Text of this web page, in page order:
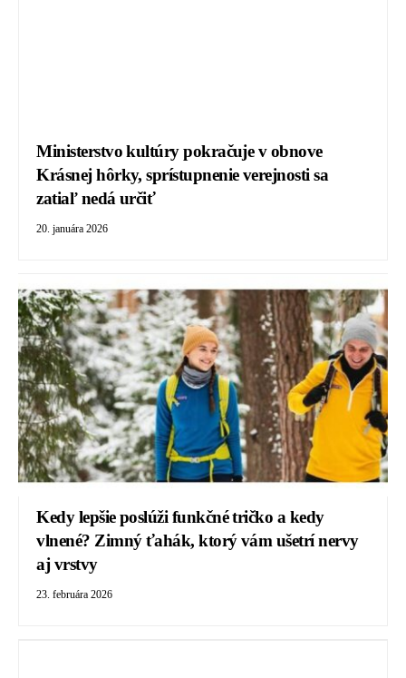
Ministerstvo kultúry pokračuje v obnove
Krásnej hôrky, sprístupnenie verejnosti sa
zatiaľ nedá určiť
20. januára 2026
Kedy lepšie poslúži funkčné tričko a kedy
vlnené? Zimný ťahák, ktorý vám ušetrí nervy
aj vrstvy
23. februára 2026